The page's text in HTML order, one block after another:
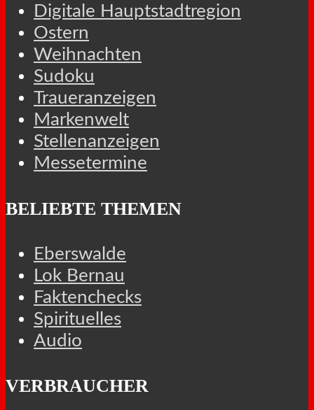
Digitale Hauptstadtregion
Ostern
Weihnachten
Sudoku
Traueranzeigen
Markenwelt
Stellenanzeigen
Messetermine
BELIEBTE THEMEN
Eberswalde
Lok Bernau
Faktenchecks
Spirituelles
Audio
VERBRAUCHER